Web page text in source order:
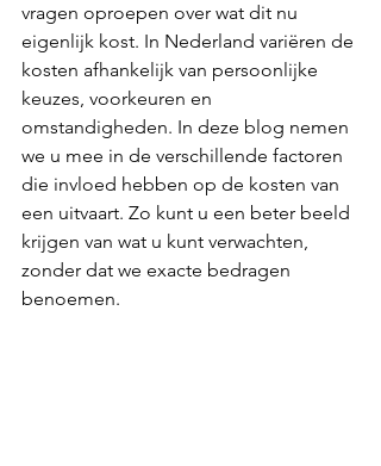
vragen oproepen over wat dit nu
eigenlijk kost. In Nederland variëren de
kosten afhankelijk van persoonlijke
keuzes, voorkeuren en
omstandigheden. In deze blog nemen
we u mee in de verschillende factoren
die invloed hebben op de kosten van
een uitvaart. Zo kunt u een beter beeld
krijgen van wat u kunt verwachten,
zonder dat we exacte bedragen
benoemen.